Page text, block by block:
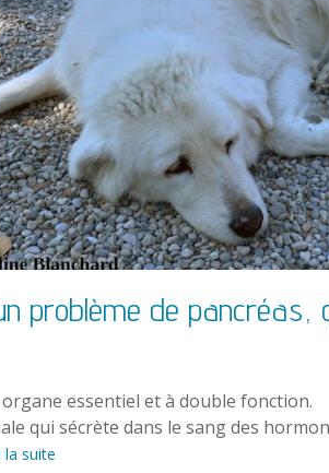
problème de pancréas,
essentiel et à double fonction.
qui sécrète dans le sang des
la suite